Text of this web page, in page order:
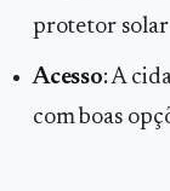
protetor
Acesso: A
com boas